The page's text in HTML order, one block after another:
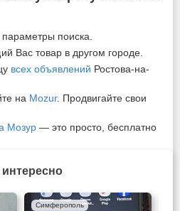
поиска.
Вас товар в другом городе.
всех объявлений Ростова-на-
на Mozur. Продвигайте свои
Мозур — это просто, бесплатно
Симферополь